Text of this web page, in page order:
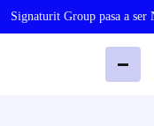
Signaturit Group pasa a ser